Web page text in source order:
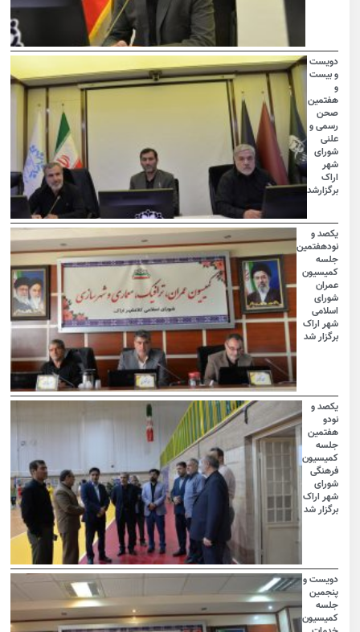
دویست
و بیست
هفتمین
صحن
رسمی و
علنی
شورای
شهر
اراک
برگزارشد
یکصد و
نودهفتمین
جلسه
کمیسیون
عمران
شورای
اسلامی
شهر اراک
برگزار شد
یکصد و
نودو
هفتمین
جلسه
کمیسیون
فرهنگی
شورای
شهر اراک
برگزار شد
دویست و
پنجمین
جلسه
کمیسیون